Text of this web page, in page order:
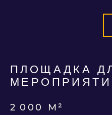
ПЛОЩАДКА
2 000 М²